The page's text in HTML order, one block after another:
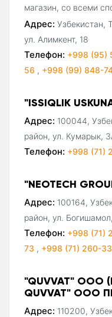
магазин, со всеми
Адрес: Узбекистан,
ул. Алимкент, 18
Телефон: +998 (95)
56 , +998 (99) 848-
"ISSIQLIK
Адрес: 100044,
район, ул. Кумарык,
Телефон: +998 (71)
"NEOTECH
Адрес: 100164,
район, ул.
Телефон: +998 (71)
73 , +998 (71) 260-
"QUVVAT" ООО
QUVVAT" ООО
Адрес: 110200,